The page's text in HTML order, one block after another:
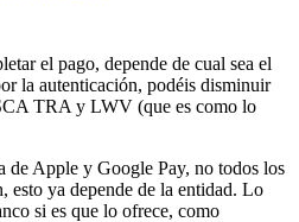
el pago, depende de cual sea el
la autenticación, podéis disminuir
TRA y LWV (que es como lo
de Apple y Google Pay, no todos los
esto ya depende de la entidad. Lo
si es que lo ofrece, como